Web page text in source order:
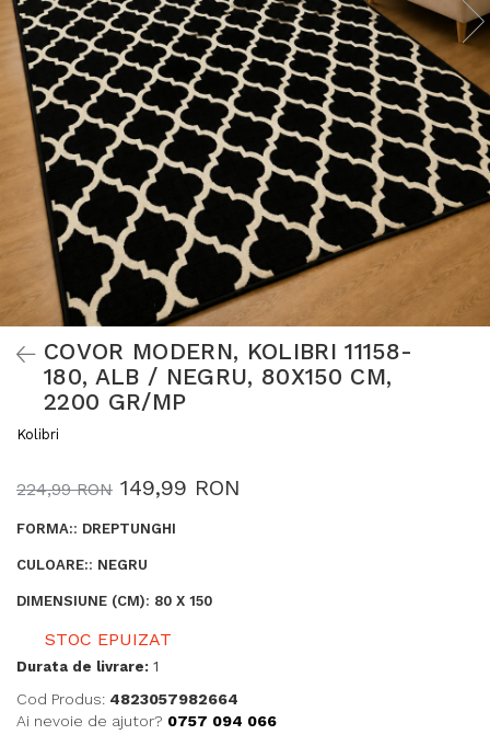
COVOR MODERN, KOLIBRI 11158-
180, ALB / NEGRU, 80X150 CM,
2200 GR/MP
Kolibri
224,99 RON 149,99 RON
FORMA:: DREPTUNGHI
CULOARE:: NEGRU
DIMENSIUNE (CM): 80 X 150
STOC EPUIZAT
Durata de livrare: 1
Cod Produs: 4823057982664
Ai nevoie de ajutor? 0757 094 066